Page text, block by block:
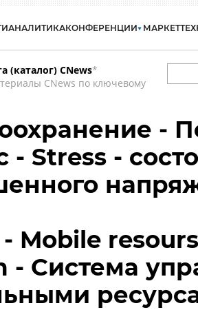
АНАЛИТИКАКОНФЕРЕНЦИИ МАРКЕТ
(каталог) CNews*
CNews по ключевому
-
- Stress -
- Mobile
- Система